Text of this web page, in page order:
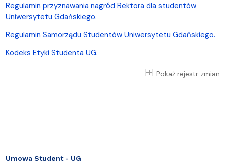
Regulamin przyznawania nagród Rektora dla studentów
Uniwersytetu Gdańskiego.
Regulamin Samorządu Studentów Uniwersytetu Gdańskiego.
Kodeks Etyki Studenta UG.
Pokaż rejestr zmian
Umowa Student - UG